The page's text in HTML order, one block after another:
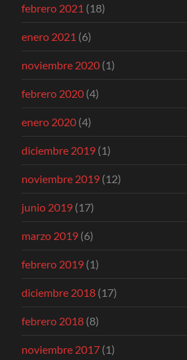
febrero 2021 (18)
enero 2021 (6)
noviembre 2020 (1)
febrero 2020 (4)
enero 2020 (4)
diciembre 2019 (1)
noviembre 2019 (12)
junio 2019 (17)
marzo 2019 (6)
febrero 2019 (1)
diciembre 2018 (17)
febrero 2018 (8)
noviembre 2017 (1)